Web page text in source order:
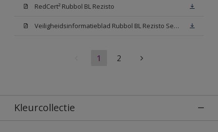
RedCert² Rubbol BL Rezisto
Veiligheidsinformatieblad Rubbol BL Rezisto Semi-Gloss N00 (MSDS)
1 2
Kleurcollectie